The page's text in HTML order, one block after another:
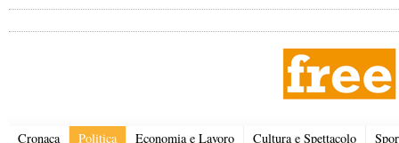
Cronaca Politica Economia e Lavoro Cultura e Spettacolo